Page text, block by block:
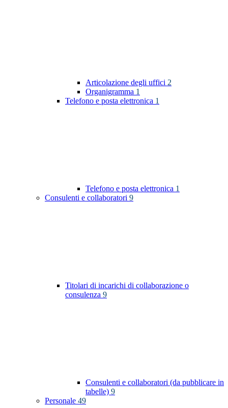
Articolazione degli uffici 2
Organigramma 1
Telefono e posta elettronica 1
Telefono e posta elettronica 1
Consulenti e collaboratori 9
Titolari di incarichi di collaborazione o
consulenza 9
Consulenti e collaboratori (da pubblicare in
tabelle) 9
Personale 49